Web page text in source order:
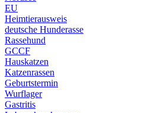
EU
Heimtierausweis
deutsche Hunderasse
Rassehund
GCCF
Hauskatzen
Katzenrassen
Geburtstermin
Wurflager
Gastritis